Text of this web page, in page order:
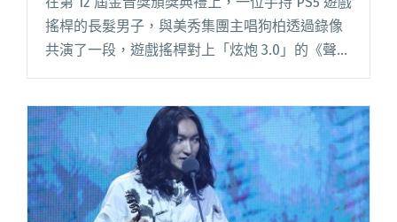
搖桿的長髮男子，與美秀集團主唱狗柏透過錄像
共演了一段，遊戲搖桿對上「炫炮 3.0」的《聲
vs 光》大秀。以污水處理廠為大型野地舞台，雙
呼吸明滅閱讀全文 "在金音獎上，用PS5搖桿與美
秀狗柏、血肉、FAAS共演的燈光藝術「玩家」是
誰？"